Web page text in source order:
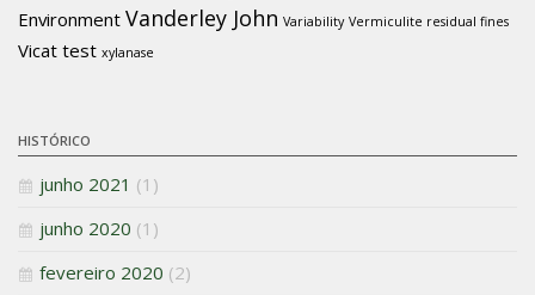
Environment Vanderley John Variability Vermiculite residual fines
Vicat test xylanase
HISTÓRICO
junho 2021 (1)
junho 2020 (1)
fevereiro 2020 (2)